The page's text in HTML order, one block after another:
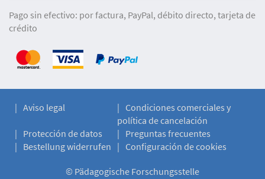
Pago sin efectivo: por factura, PayPal, débito directo, tarjeta de
crédito
Aviso legal
Condiciones comerciales y
política de cancelación
Protección de datos
Preguntas frecuentes
Bestellung widerrufen
Configuración de cookies
© Pädagogische Forschungsstelle